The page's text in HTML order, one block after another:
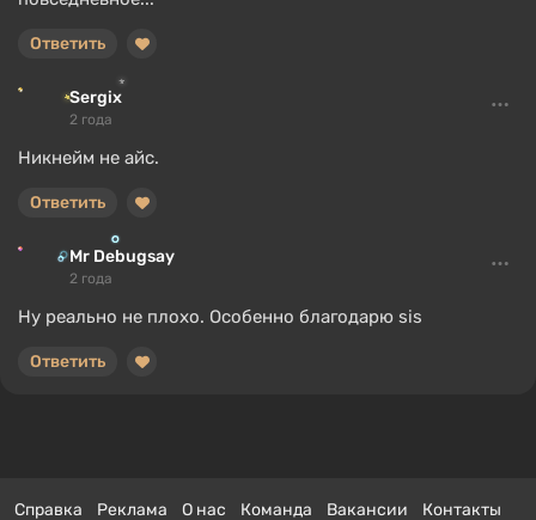
Ответить
Sergix
2 года
Никнейм не айс.
Ответить
Mr Debugsay
2 года
Ну реально не плохо. Особенно благодарю sis
Ответить
Справка Реклама О нас Команда Вакансии Контакты